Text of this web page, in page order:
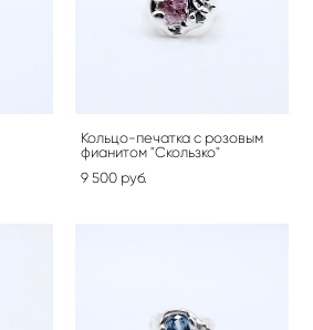
Кольцо-печатка с розовым
фианитом "Скользко"
9 500 pуб.